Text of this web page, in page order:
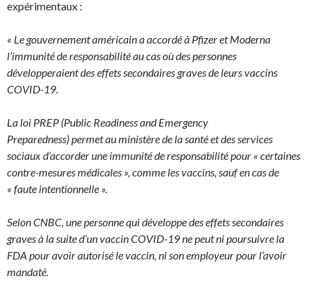
expérimentaux :
« Le gouvernement américain a accordé à Pfizer et Moderna
l’immunité de responsabilité au cas où des personnes
développeraient des effets secondaires graves de leurs vaccins
COVID-19.
La loi PREP (Public Readiness and Emergency
Preparedness) permet au ministère de la santé et des services
sociaux d’accorder une immunité de responsabilité pour « certaines
contre-mesures médicales », comme les vaccins, sauf en cas de
« faute intentionnelle ».
Selon CNBC, une personne qui développe des effets secondaires
graves à la suite d’un vaccin COVID-19 ne peut ni poursuivre la
FDA pour avoir autorisé le vaccin, ni son employeur pour l’avoir
mandaté.